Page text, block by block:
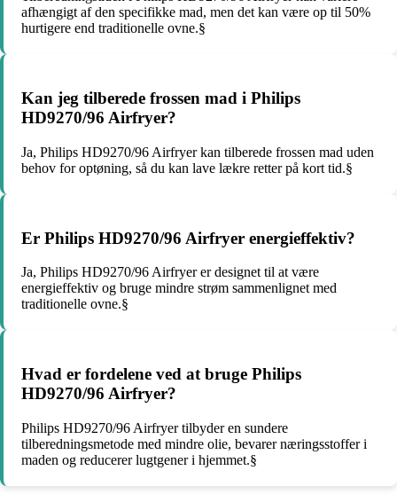
afhængigt af den specifikke mad, men det kan være op til 50%
hurtigere end traditionelle ovne.§
Kan jeg tilberede frossen mad i Philips
HD9270/96 Airfryer?
Ja, Philips HD9270/96 Airfryer kan tilberede frossen mad uden
behov for optøning, så du kan lave lækre retter på kort tid.§
Er Philips HD9270/96 Airfryer energieffektiv?
Ja, Philips HD9270/96 Airfryer er designet til at være
energieffektiv og bruge mindre strøm sammenlignet med
traditionelle ovne.§
Hvad er fordelene ved at bruge Philips
HD9270/96 Airfryer?
Philips HD9270/96 Airfryer tilbyder en sundere
tilberedningsmetode med mindre olie, bevarer næringsstoffer i
maden og reducerer lugtgener i hjemmet.§